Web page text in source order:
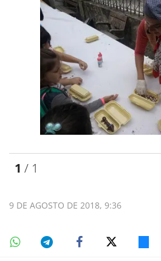
1 / 1
9 DE AGOSTO DE 2018, 9:36